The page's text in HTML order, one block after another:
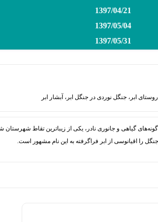
1397/04/21
1397/05/04
1397/05/31
ابر، جنگل نوردی در جنگل ابر، آبشار ابر
را اقیانوسی از ابر فراگرفته به این نام مشهور است.